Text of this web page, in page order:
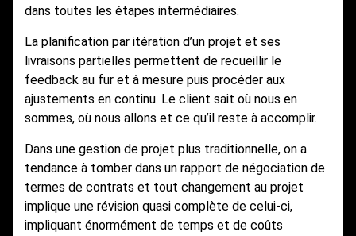
dans toutes les étapes intermédiaires.
La planification par itération d’un projet et ses
livraisons partielles permettent de recueillir le
feedback au fur et à mesure puis procéder aux
ajustements en continu. Le client sait où nous en
sommes, où nous allons et ce qu’il reste à accomplir.
Dans une gestion de projet plus traditionnelle, on a
tendance à tomber dans un rapport de négociation de
termes de contrats et tout changement au projet
implique une révision quasi complète de celui-ci,
impliquant énormément de temps et de coûts